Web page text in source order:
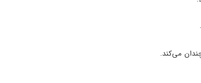
می‌کند.